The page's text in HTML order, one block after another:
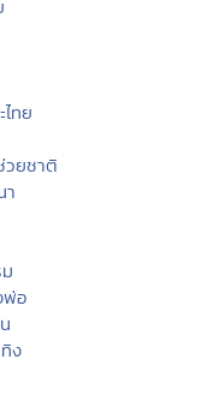
ทย
วยชาติ
า
พ่อ
ง